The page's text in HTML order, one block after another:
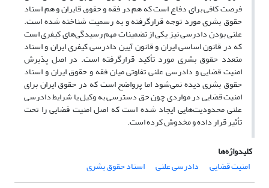
فرصت کافی برای دفاع است که هم در فقه و حقوق قایران و هم اسناد
حقوق بشری مورد توجه قرارگرفته و به رسمیت شناخته‌ شده است.
علنی بودن دادرسی نیز یکی از تضمینات مهم رسیدگی‌های کیفری است
که در قانون اساسی ایران و قانون آیین دادرسی کیفری ایران و اسناد
متعدد حقوق بشری مورد تأکید قرارگرفته است. در اصل پذیرش
امنیت قضایی و دادرسی علنی تفاوتی میان فقه و حقوق ایران و اسناد
حقوق بشری دیده نمی‌شود اما پرواضح است که در حقوق ایران برای
امنیت قضایی در مواردی چون حق دسترسی به وکیل یا شرایط دادرسی
علنی محدودیت‌هایی ایجاد شده است که اصل امنیت قضایی را تحت
تأثیر قرار داده و مخدوش کرده است.
کلیدواژه‌ها
امنیت قضایی
دادرسی علنی اسناد حقوق بشری